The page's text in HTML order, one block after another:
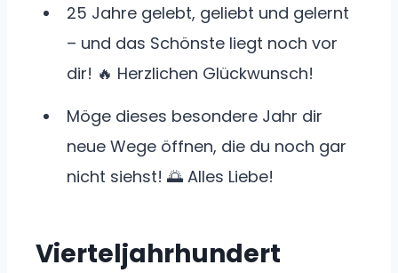
25 Jahre gelebt, geliebt und gelernt
– und das Schönste liegt noch vor
dir! 🔥 Herzlichen Glückwunsch!
Möge dieses besondere Jahr dir
neue Wege öffnen, die du noch gar
nicht siehst! 🌅 Alles Liebe!
Vierteljahrhundert